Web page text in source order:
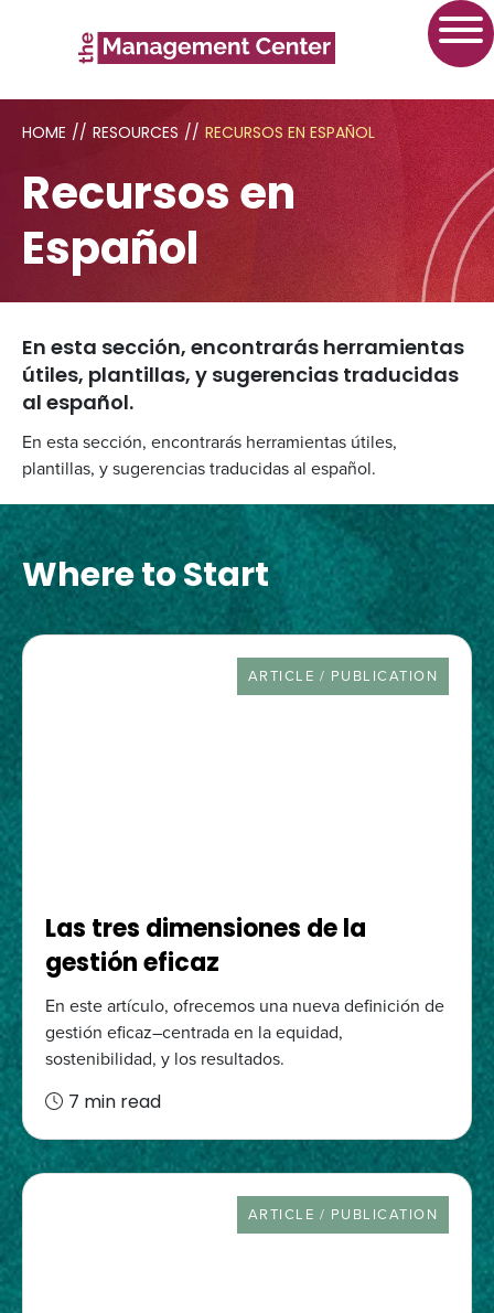
HOME // RESOURCES // RECURSOS EN ESPAÑOL
Recursos en
Español
En esta sección, encontrarás herramientas
útiles, plantillas, y sugerencias traducidas
al español.
En esta sección, encontrarás herramientas útiles,
plantillas, y sugerencias traducidas al español.
Where to Start
RESOURCE TYPE
ARTICLE / PUBLICATION
Las tres dimensiones de la
gestión eficaz
En este artículo, ofrecemos una nueva definición de
gestión eficaz–centrada en la equidad,
sostenibilidad, y los resultados.
7 min read
RESOURCE TYPE
ARTICLE / PUBLICATION